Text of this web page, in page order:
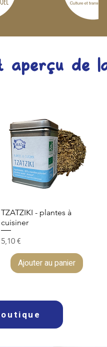
aperçu de
TZATZIKI - plantes à
cuisiner
Prix
5,10 €
Ajouter au panier